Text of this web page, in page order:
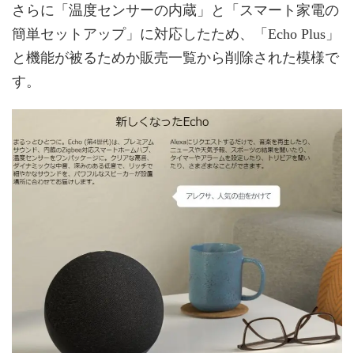
さらに「温度センサーの内蔵」と「スマート家電の
簡単セットアップ」に対応したため、「Echo Plus」
と機能が被るためか販売一覧から削除された模様で
す。